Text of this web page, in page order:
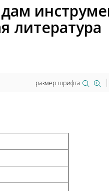
размер шрифта